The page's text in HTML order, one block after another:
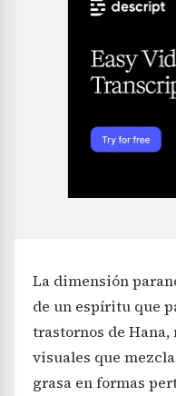
La dimensión
de un espíritu que
trastornos de
visuales que
grasa en formas